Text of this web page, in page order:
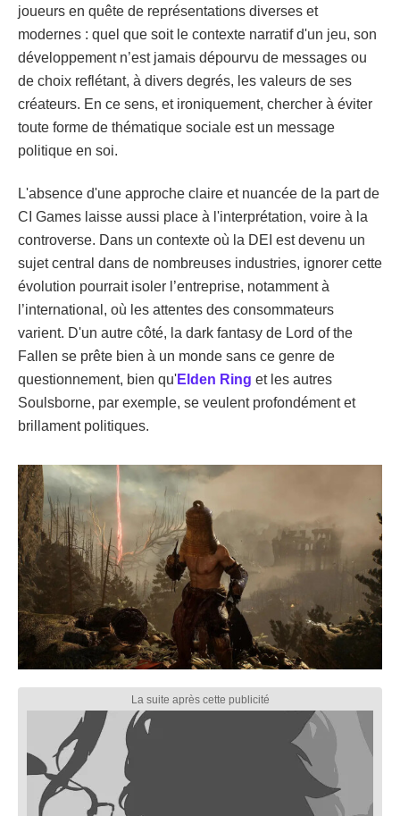
joueurs en quête de représentations diverses et
modernes : quel que soit le contexte narratif d'un jeu, son
développement n’est jamais dépourvu de messages ou
de choix reflétant, à divers degrés, les valeurs de ses
créateurs. En ce sens, et ironiquement, chercher à éviter
toute forme de thématique sociale est un message
politique en soi.
L'absence d'une approche claire et nuancée de la part de
CI Games laisse aussi place à l'interprétation, voire à la
controverse. Dans un contexte où la DEI est devenu un
sujet central dans de nombreuses industries, ignorer cette
évolution pourrait isoler l’entreprise, notamment à
l’international, où les attentes des consommateurs
varient. D'un autre côté, la dark fantasy de Lord of the
Fallen se prête bien à un monde sans ce genre de
questionnement, bien qu'Elden Ring et les autres
Soulsborne, par exemple, se veulent profondément et
brillament politiques.